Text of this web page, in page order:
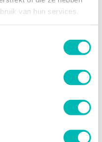
van hun services.